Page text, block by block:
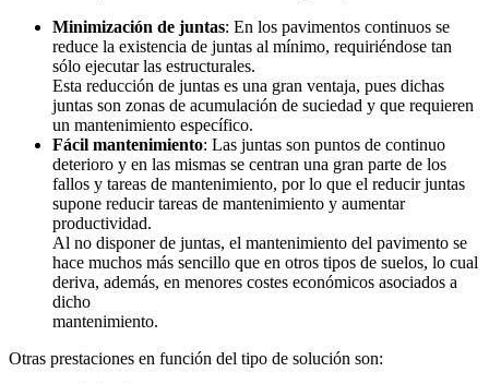
Minimización de juntas: En los pavimentos continuos se
reduce la existencia de juntas al mínimo, requiriéndose tan
sólo ejecutar las estructurales.
Esta reducción de juntas es una gran ventaja, pues dichas
juntas son zonas de acumulación de suciedad y que requieren
un mantenimiento específico.
Fácil mantenimiento: Las juntas son puntos de continuo
deterioro y en las mismas se centran una gran parte de los
fallos y tareas de mantenimiento, por lo que el reducir juntas
supone reducir tareas de mantenimiento y aumentar
productividad.
Al no disponer de juntas, el mantenimiento del pavimento se
hace muchos más sencillo que en otros tipos de suelos, lo cual
deriva, además, en menores costes económicos asociados a
dicho
mantenimiento.
Otras prestaciones en función del tipo de solución son: